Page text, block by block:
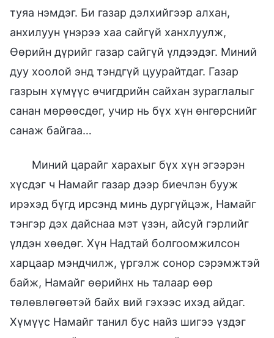
туяа нэмдэг. Би газар дэлхийгээр алхан,
анхилуун үнэрээ хаа сайгүй ханхлуулж,
Өөрийн дүрийг газар сайгүй үлдээдэг. Миний
дуу хоолой энд тэндгүй цуурайтдаг. Газар
газрын хүмүүс өчигдрийн сайхан зураглалыг
санан мөрөөсдөг, учир нь бүх хүн өнгөрснийг
санаж байгаа…
Миний царайг харахыг бүх хүн эгээрэн
хүсдэг ч Намайг газар дээр биечлэн бууж
ирэхэд бүгд ирсэнд минь дургүйцэж, Намайг
тэнгэр дэх дайснаа мэт үзэн, айсуй гэрлийг
үлдэн хөөдөг. Хүн Надтай болгоомжилсон
харцаар мэндчилж, үргэлж сонор сэрэмжтэй
байж, Намайг өөрийнх нь талаар өөр
төлөвлөгөөтэй байх вий гэхээс ихэд айдаг.
Хүмүүс Намайг танил бус найз шигээ үздэг